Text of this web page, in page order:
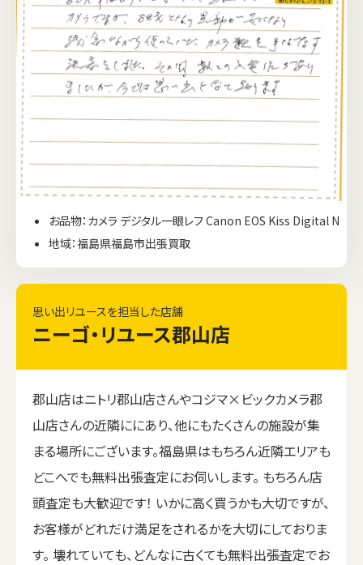
お品物：カメラ デジタル一眼レフ Canon EOS Kiss Digital N
地域：福島県福島市出張買取
思い出リユースを担当した店舗
ニーゴ・リユース郡山店
郡山店はニトリ郡山店さんやコジマ×ビックカメラ郡
山店さんの近隣ににあり、他にもたくさんの施設が集
まる場所にございます。福島県はもちろん近隣エリアも
どこへでも無料出張査定にお伺いします。 もちろん店
頭査定も大歓迎です！ いかに高く買うかも大切ですが、
お客様がどれだけ満足をされるかを大切にしておりま
す。 壊れていても、どんなに古くても無料出張査定でお